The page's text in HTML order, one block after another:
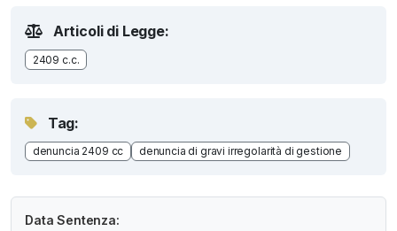
Articoli di Legge:
2409 c.c.
Tag:
denuncia 2409 cc denuncia di gravi irregolarità di gestione
Data Sentenza: